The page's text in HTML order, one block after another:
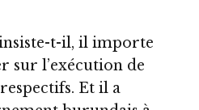
insiste-t-il, il importe
sur l’exécution de
Et il a